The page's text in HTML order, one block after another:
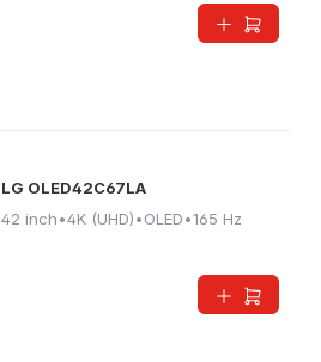
LG OLED42C67LA
42 inch•4K (UHD)•OLED•165 Hz